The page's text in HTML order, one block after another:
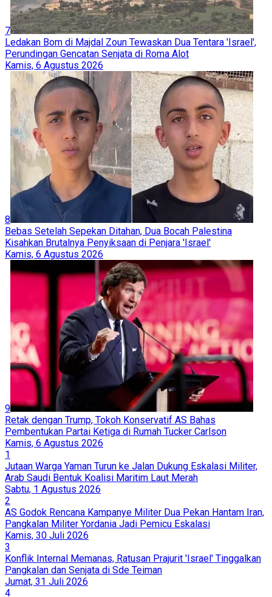
7
Ledakan Bom di Majdal Zoun Tewaskan Dua Tentara 'Israel',
Perundingan Gencatan Senjata di Roma Alot
Kamis, 6 Agustus 2026
8
Bebas Setelah Sepekan Ditahan, Dua Bocah Palestina
Kisahkan Brutalnya Penyiksaan di Penjara 'Israel'
Kamis, 6 Agustus 2026
9
Retak dengan Trump, Tokoh Konservatif AS Bahas
Pembentukan Partai Ketiga di Rumah Tucker Carlson
Kamis, 6 Agustus 2026
1
Jutaan Warga Yaman Turun ke Jalan Dukung Eskalasi Militer,
Arab Saudi Bentuk Koalisi Maritim Laut Merah
Sabtu, 1 Agustus 2026
2
AS Godok Rencana Kampanye Militer Dua Pekan Hantam Iran,
Pangkalan Militer Yordania Jadi Pemicu Eskalasi
Kamis, 30 Juli 2026
3
Konflik Internal Memanas, Ratusan Prajurit 'Israel' Tinggalkan
Pangkalan dan Senjata di Sde Teiman
Jumat, 31 Juli 2026
4